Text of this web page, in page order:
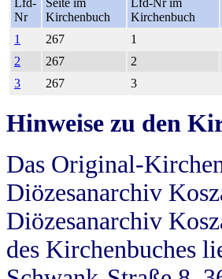
Lfd-
Nr
Seite im
Kirchenbuch
Lfd-Nr im
Kirchenbuch
1
267 1
2
267 2
3
267 3
Hinweise zu den
Das Original-
Diözesanarchiv
Diözesanarchiv
des Kirchenbuches